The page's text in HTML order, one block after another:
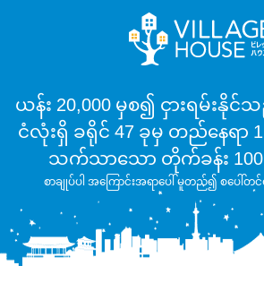
ယန်း 20,000 မှစ၍ ငှားရမ်းနို
ငံလုံးရှိ ခရိုင် 47 ခုမှ တည်နေရာ
သက်သာသော တိုက်ခန်း
စာချုပ်ပါ အကြောင်းအရာပေါ် မူတည်၍ စပေ